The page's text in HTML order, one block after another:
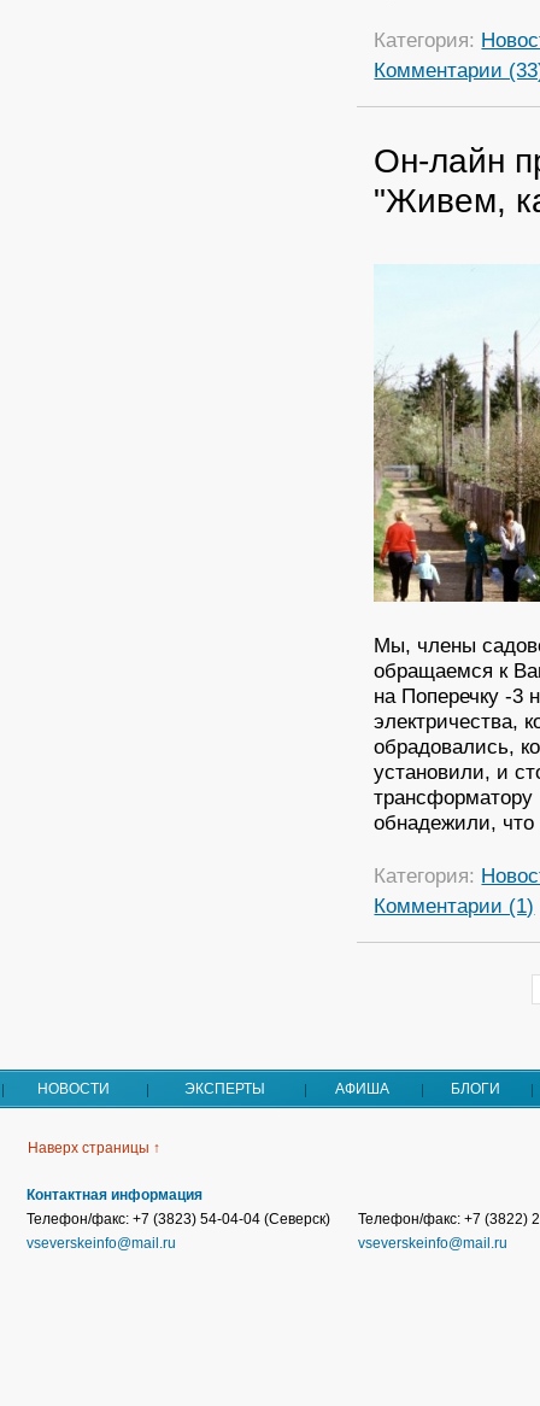
Категория:
Комментарии
Он-лайн
"Живем,
Мы, члены
обращаемся к
на Поперечку -3
электричества,
обрадовались,
установили, и
трансформатору
обнадежили, что
Категория:
Комментарии (1)
НОВОСТИ ЭКСПЕРТЫ АФИША БЛОГИ
Наверх страницы ↑
Контактная информация
Телефон/факс: +7 (3823) 54-04-04 (Северск)
vseverskeinfo@mail.ru
Телефон/факс: +7 (3822)
vseverskeinfo@mail.ru